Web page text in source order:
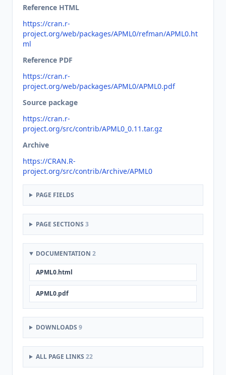
Reference HTML
https://cran.r-
project.org/web/packages/APML0/refman/APML0.ht
ml
Reference PDF
https://cran.r-
project.org/web/packages/APML0/APML0.pdf
Source package
https://cran.r-
project.org/src/contrib/APML0_0.11.tar.gz
Archive
https://CRAN.R-
project.org/src/contrib/Archive/APML0
PAGE FIELDS
PAGE SECTIONS 3
DOCUMENTATION 2
APML0.html
APML0.pdf
DOWNLOADS 9
ALL PAGE LINKS 22